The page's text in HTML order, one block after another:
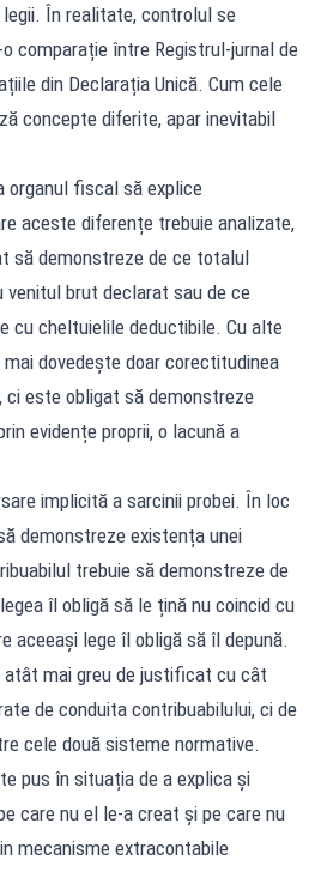
În realitate, controlul se
comparație între Registrul-jurnal de
din Declarația Unică. Cum cele
concepte diferite, apar inevitabil
organul fiscal să explice
aceste diferențe trebuie analizate,
să demonstreze de ce totalul
venitul brut declarat sau de ce
cu cheltuielile deductibile. Cu alte
dovedește doar corectitudinea
este obligat să demonstreze
evidențe proprii, o lacună a
implicită a sarcinii probei. În loc
demonstreze existența unei
trebuie să demonstreze de
îl obligă să le țină nu coincid cu
aceeași lege îl obligă să îl depună.
mai greu de justificat cu cât
de conduita contribuabilului, ci de
cele două sisteme normative.
pus în situația de a explica și
care nu el le-a creat și pe care nu
mecanisme extracontabile